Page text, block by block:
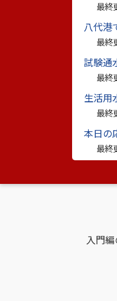
最終
八代港
最終
試験通
最終
生活用
最終
本日の
最終
入門